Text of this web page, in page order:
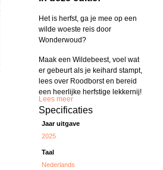
Het is herfst, ga je mee op een
wilde woeste reis door
Wonderwoud?
Maak een Wildebeest, voel wat
er gebeurt als je keihard stampt,
lees over Roodborst en bereid
een heerlijke herfstige lekkernij!
Lees meer
Specificaties
Jaar uitgave
2025
Taal
Nederlands